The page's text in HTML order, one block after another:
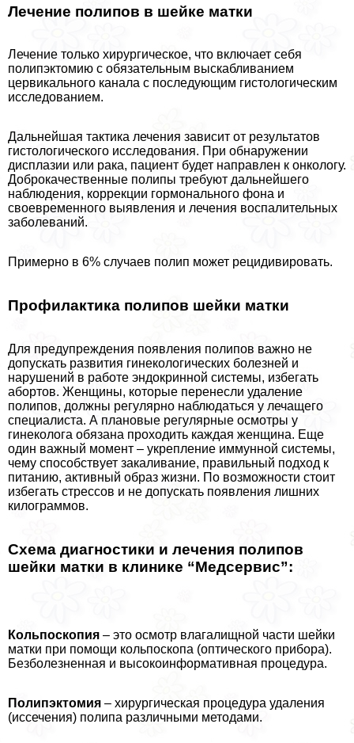
Лечение полипов в шейке матки
Лечение только хирургическое, что включает себя
полипэктомию с обязательным выскабливанием
цервикального канала с последующим гистологическим
исследованием.
Дальнейшая тактика лечения зависит от результатов
гистологического исследования. При обнаружении
дисплазии или paка, пациент будет направлен к oнкoлoгу.
Доброкачественные полипы требуют дальнейшего
наблюдения, коррекции гормонального фона и
своевременного выявления и лечения воспалительных
заболеваний.
Примерно в 6% случаев полип может рецидивировать.
Профилактика полипов шейки матки
Для предупреждения появления полипов важно не
допускать развития гинекологических болезней и
нарушений в работе эндокринной системы, избегать
aбopтов. Женщины, которые перенесли удаление
полипов, должны регулярно наблюдаться у лечащего
специалиста. А плановые регулярные осмотры у
гинеколога обязана проходить каждая женщина. Еще
один важный момент – укрепление иммунной системы,
чему способствует закаливание, правильный подход к
питанию, активный образ жизни. По возможности стоит
избегать стрессов и не допускать появления лишних
килограммов.
Схема диагностики и лечения полипов
шейки матки в клинике “Медсервис”:
Кольпоскопия – это осмотр влагалищной части шейки
матки при помощи кольпоскопа (оптического прибора).
Безболезненная и высокоинформативная процедypa.
Полипэктомия – хирургическая процедypa удаления
(иссечения) полипа различными методами.